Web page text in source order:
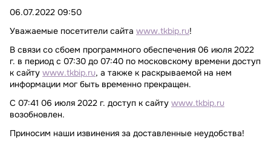
06.07.2022 09:50
Уважаемые посетители сайта www.tkbip.ru!
В связи со сбоем программного обеспечения 06 июля 2022
г. в период с 07:30 до 07:40 по московскому времени доступ
к сайту www.tkbip.ru, а также к раскрываемой на нем
информации мог быть временно прекращен.
С 07:41 06 июля 2022 г. доступ к сайту www.tkbip.ru
возобновлен.
Приносим наши извинения за доставленные неудобства!